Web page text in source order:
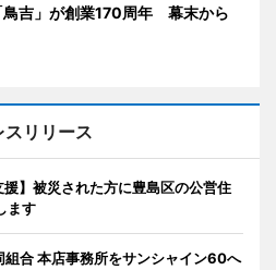
鳥吉」が創業170周年 幕末から
スリリース
援】被災された方に豊島区の公営住
ます
組合 本店事務所をサンシャイン60へ